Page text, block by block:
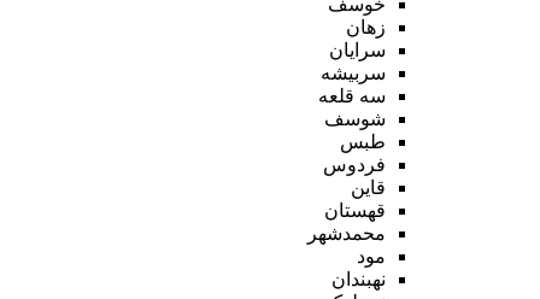
زهان
سرایان
سربیشه
سه قلعه
شوسف
طبس
فردوس
قاین
قهستان
محمدشهر
مود
نهبندان